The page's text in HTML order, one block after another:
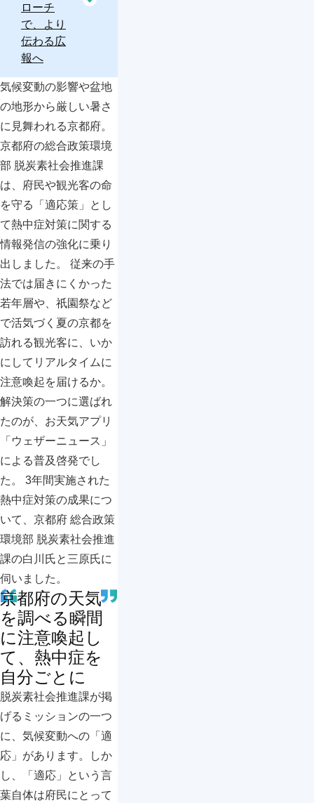
ローチ
で、より
伝わる広
報へ
気候変動の影響や盆地
の地形から厳しい暑さ
に見舞われる京都府。
京都府の総合政策環境
部 脱炭素社会推進課
は、府民や観光客の命
を守る「適応策」とし
て熱中症対策に関する
情報発信の強化に乗り
出しました。 従来の手
法では届きにくかった
若年層や、祇園祭など
で活気づく夏の京都を
訪れる観光客に、いか
にしてリアルタイムに
注意喚起を届けるか。
解決策の一つに選ばれ
たのが、お天気アプリ
「ウェザーニュース」
による普及啓発でし
た。 3年間実施された
熱中症対策の成果につ
いて、京都府 総合政策
環境部 脱炭素社会推進
課の白川氏と三原氏に
伺いました。
京都府の天気
を調べる瞬間
に注意喚起し
て、熱中症を
自分ごとに
脱炭素社会推進課が掲
げるミッションの一つ
に、気候変動への「適
応」があります。しか
し、「適応」という言
葉自体は府民にとって